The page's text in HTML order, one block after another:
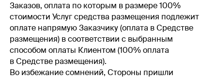
Заказов, оплата по которым в размере 100%
стоимости Услуг средства размещения подлежит
оплате напрямую Заказчику (оплата в Средстве
размещения) в соответствии с выбранным
способом оплаты Клиентом (100% оплата
в Средстве размещения).
Во избежание сомнений, Стороны пришли